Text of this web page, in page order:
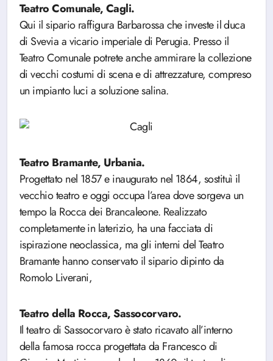
Teatro Comunale, Cagli.
Qui il sipario raffigura Barbarossa che investe il duca
di Svevia a vicario imperiale di Perugia. Presso il
Teatro Comunale potrete anche ammirare la collezione
di vecchi costumi di scena e di attrezzature, compreso
un impianto luci a soluzione salina.
Teatro Bramante, Urbania.
Progettato nel 1857 e inaugurato nel 1864, sostituì il
vecchio teatro e oggi occupa l’area dove sorgeva un
tempo la Rocca dei Brancaleone. Realizzato
completamente in laterizio, ha una facciata di
ispirazione neoclassica, ma gli interni del Teatro
Bramante hanno conservato il sipario dipinto da
Romolo Liverani,
Teatro della Rocca, Sassocorvaro.
Il teatro di Sassocorvaro è stato ricavato all’interno
della famosa rocca progettata da Francesco di